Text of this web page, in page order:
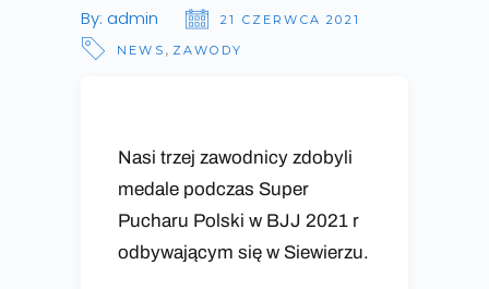
By: admin
21 CZERWCA 2021
NEWS , ZAWODY
Nasi trzej zawodnicy zdobyli
medale podczas Super
Pucharu Polski w BJJ 2021 r
odbywającym się w Siewierzu.